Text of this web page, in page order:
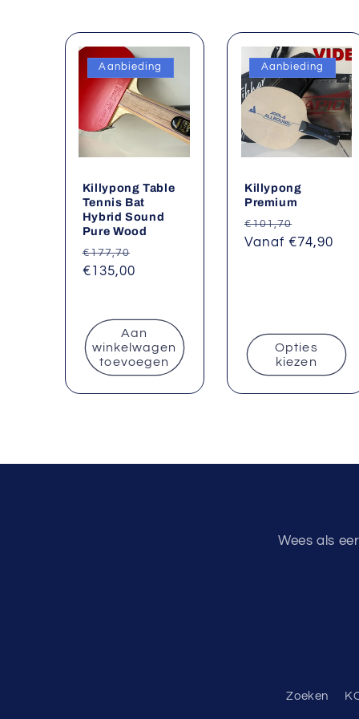
Aanbieding
Killypong Table
Tennis Bat
Hybrid Sound
Pure Wood
Normale
prijs
€177,70
€135,00
Aan
winkelwagen
toevoegen
Aanbieding
Killypong
Premium
Normale
prijs
€101,70
Vanaf €74,90
Opties
kiezen
Wees als
Zoeken